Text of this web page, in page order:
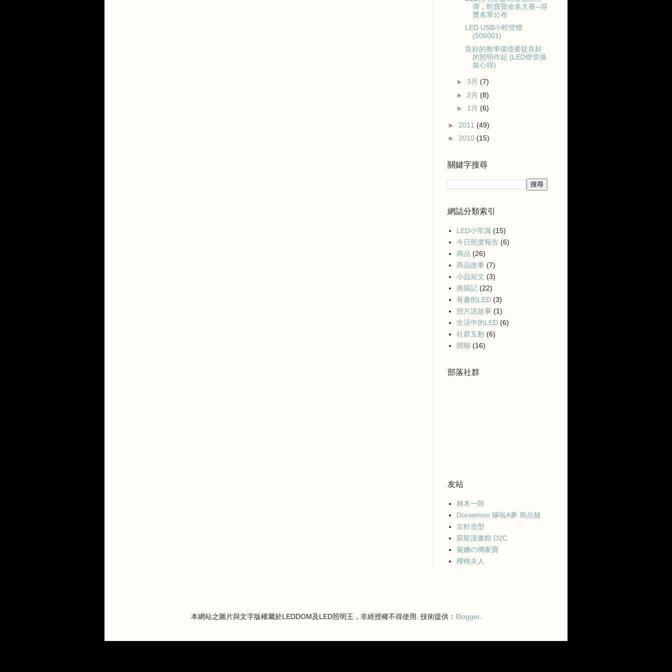
彈，蛇寶寶命名大賽--得
獎名單公布
LED USB小蛇管燈
(506001)
良好的教學環境要從良好
的照明作起 (LED燈管換
裝心得)
► 3月 (7)
► 2月 (8)
► 1月 (6)
► 2011 (49)
► 2010 (15)
關鍵字搜尋
網誌分類索引
LED小常識 (15)
今日照度報告 (6)
商品 (26)
商品故事 (7)
小品短文 (3)
換裝記 (22)
有趣的LED (3)
照片說故事 (1)
生活中的LED (6)
社群互動 (6)
閒聊 (16)
部落社群
友站
林木一郎
Doraemon 哆啦A夢 商品舖
京軒造型
双龍漫畫館 D2C
菊嬤の傳家寶
櫻桃夫人
本網站之圖片與文字版權屬於LEDDOM及LED照明王，非經授權不得使用. 技術提供： Blogger.